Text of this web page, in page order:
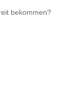
bekommen?